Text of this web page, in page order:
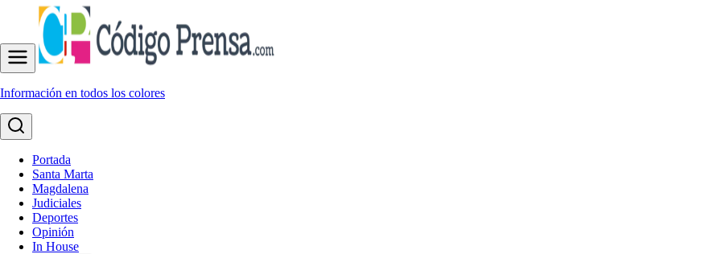
Información en todos los colores
Portada
Santa Marta
Magdalena
Judiciales
Deportes
Opinión
In House